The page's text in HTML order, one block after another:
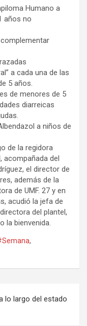
Humano a
años no
a cada una de las
5 años.
de menores de 5
diarreicas
a niños de
de la regidora
acompañada del
el director de
además de la
de UMF. 27 y en
acudió la jefa de
del plantel,
la bienvenida.
,
lo largo del estado